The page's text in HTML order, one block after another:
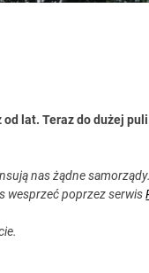
lat. Teraz do dużej
nas żądne
wesprzeć poprzez serwis